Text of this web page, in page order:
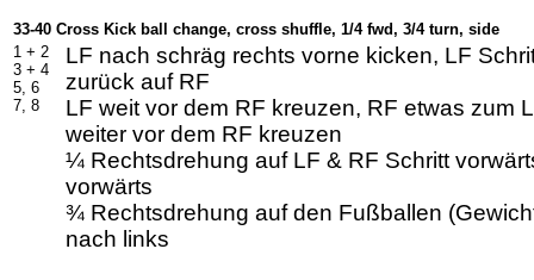
33-40 Cross Kick ball change, cross shuffle, 1/4 fwd, 3/4 turn, side
1 + 2
3 + 4
5, 6
7, 8
LF nach schräg rechts vorne kicken, LF
zurück auf RF
LF weit vor dem RF kreuzen, RF etwas zum
weiter vor dem RF kreuzen
¼ Rechtsdrehung auf LF & RF Schritt
vorwärts
¾ Rechtsdrehung auf den Fußballen
nach links